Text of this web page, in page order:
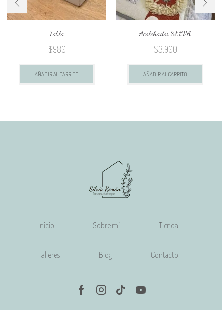
Tabla
$980
AÑADIR AL CARRITO
Acolchados SELVA
$3,900
AÑADIR AL CARRITO
Inicio Sobre mí Tienda
Talleres Blog Contacto
FacebookInstagram
Tik-
Youtube